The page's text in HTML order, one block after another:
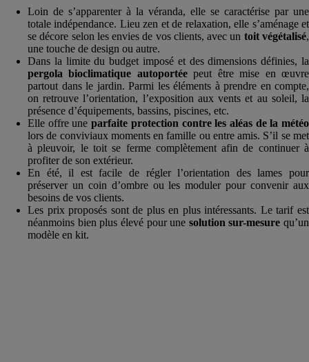
Loin de s’apparenter à la véranda, elle se caractérise par une
totale indépendance. Lieu zen et de relaxation, elle s’aménage et
se décore selon les envies de vos clients, avec un toit végétalisé,
une touche de design ou autre.
Dans la limite du budget imposé et des dimensions définies, la
pergola bioclimatique autoportéepeut être mise en œuvre
partout dans le jardin. Parmi les éléments à prendre en compte,
on retrouve l’orientation, l’exposition aux vents et au soleil, la
présence d’équipements, bassins, piscines, etc.
Elle offre uneparfaite protection contre les aléas de la météo
lors de conviviaux moments en famille ou entre amis. S’il se met
à pleuvoir, le toit se ferme complètement afin de continuer à
profiter de son extérieur.
En été, il est facile de régler l’orientation des lames pour
préserver un coin d’ombre ou les moduler pour convenir aux
besoins de vos clients.
Les prix proposés sont de plus en plus intéressants. Le tarif est
néanmoins bien plus élevé pour une solution sur-mesure qu’un
modèle en kit.